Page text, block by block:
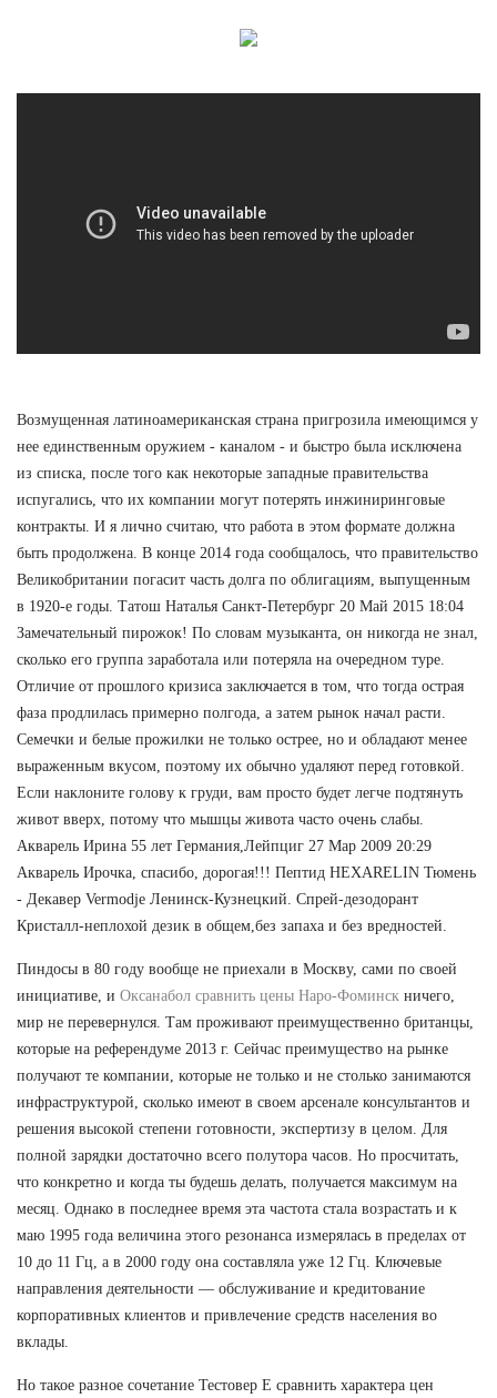
Возмущенная латиноамериканская страна пригрозила имеющимся у
нее единственным оружием - каналом - и быстро была исключена
из списка, после того как некоторые западные правительства
испугались, что их компании могут потерять инжиниринговые
контракты. И я лично считаю, что работа в этом формате должна
быть продолжена. В конце 2014 года сообщалось, что правительство
Великобритании погасит часть долга по облигациям, выпущенным
в 1920-е годы. Татош Наталья Санкт-Петербург 20 Май 2015 18:04
Замечательный пирожок! По словам музыканта, он никогда не знал,
сколько его группа заработала или потеряла на очередном туре.
Отличие от прошлого кризиса заключается в том, что тогда острая
фаза продлилась примерно полгода, а затем рынок начал расти.
Семечки и белые прожилки не только острее, но и обладают менее
выраженным вкусом, поэтому их обычно удаляют перед готовкой.
Если наклоните голову к груди, вам просто будет легче подтянуть
живот вверх, потому что мышцы живота часто очень слабы.
Акварель Ирина 55 лет Германия,Лейпциг 27 Мар 2009 20:29
Акварель Ирочка, спасибо, дорогая!!! Пептид HEXARELIN Тюмень
- Декавер Vermodje Ленинск-Кузнецкий. Спрей-дезодорант
Кристалл-неплохой дезик в общем,без запаха и без вредностей.
Пиндосы в 80 году вообще не приехали в Москву, сами по своей
инициативе, и Оксанабол сравнить цены Наро-Фоминск ничего,
мир не перевернулся. Там проживают преимущественно британцы,
которые на референдуме 2013 г. Сейчас преимущество на рынке
получают те компании, которые не только и не столько занимаются
инфраструктурой, сколько имеют в своем арсенале консультантов и
решения высокой степени готовности, экспертизу в целом. Для
полной зарядки достаточно всего полутора часов. Но просчитать,
что конкретно и когда ты будешь делать, получается максимум на
месяц. Однако в последнее время эта частота стала возрастать и к
маю 1995 года величина этого резонанса измерялась в пределах от
10 до 11 Гц, а в 2000 году она составляла уже 12 Гц. Ключевые
направления деятельности — обслуживание и кредитование
корпоративных клиентов и привлечение средств населения во
вклады.
Но такое разное сочетание Тестовер Е сравнить характера цен